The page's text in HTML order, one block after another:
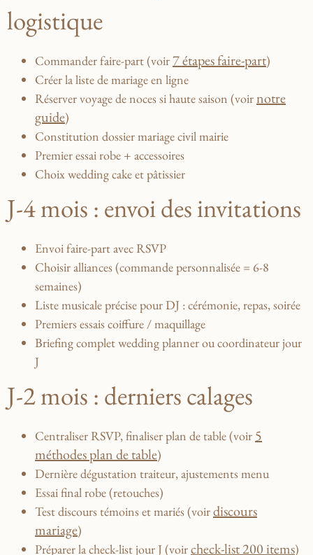
logistique
Commander faire-part (voir7 étapes faire-part)
Créer la liste de mariage en ligne
Réserver voyage de noces si haute saison (voirnotre
guide)
Constitution dossier mariage civil mairie
Premier essai robe + accessoires
Choix wedding cake et pâtissier
J-4 mois : envoi des invitations
Envoi faire-part avec RSVP
Choisir alliances (commande personnalisée = 6-8
semaines)
Liste musicale précise pour DJ : cérémonie, repas, soirée
Premiers essais coiffure / maquillage
Briefing complet wedding planner ou coordinateur jour
J
J-2 mois : derniers calages
Centraliser RSVP, finaliser plan de table (voir 5
méthodes plan de table)
Dernière dégustation traiteur, ajustements menu
Essai final robe (retouches)
Test discours témoins et mariés (voirdiscours
mariage)
Préparer la check-list jour J (voircheck-list 200 items)